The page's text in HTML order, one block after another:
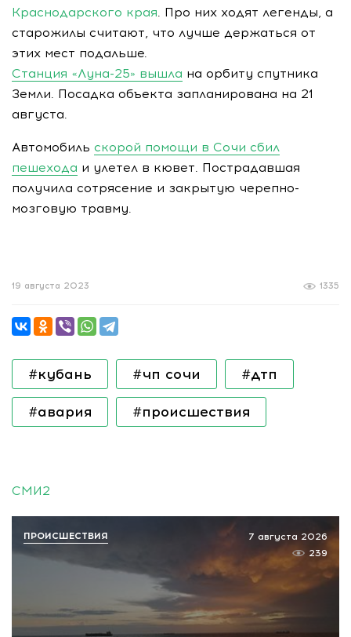
Краснодарского края. Про них ходят легенды, а
старожилы считают, что лучше держаться от
этих мест подальше.
Станция «Луна-25» вышла на орбиту спутника
Земли. Посадка объекта запланирована на 21
августа.
Автомобиль скорой помощи в Сочи сбил
пешехода и улетел в кювет. Пострадавшая
получила сотрясение и закрытую черепно-
мозговую травму.
1335
19 августа 2023
#кубань #чп сочи #дтп
#авария #происшествия
СМИ2
7 августа 2026
239
ПРОИСШЕСТВИЯ